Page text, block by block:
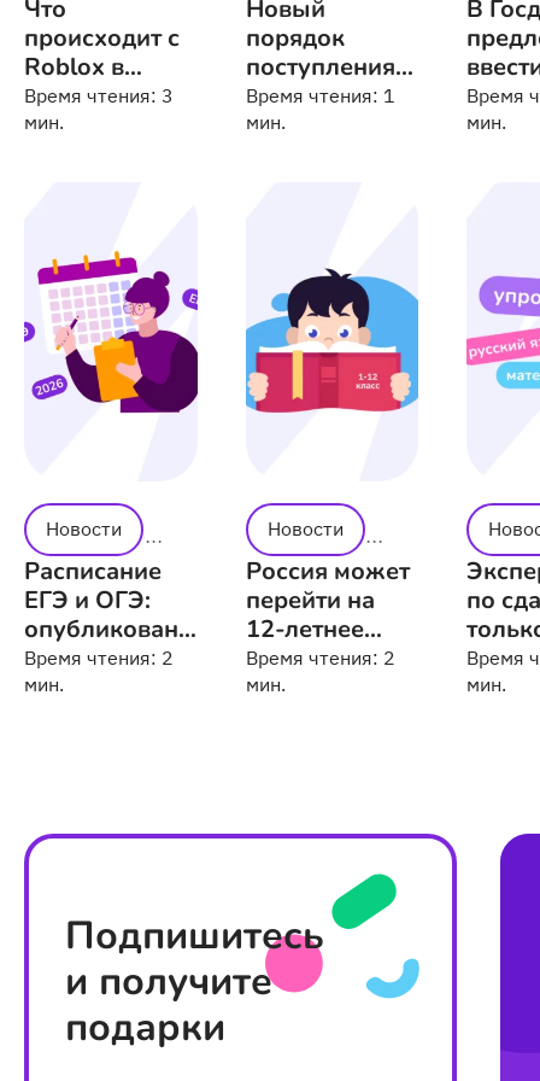
Что
происходит с
Roblox в
России
Время чтения: 3
мин.
Новый
порядок
поступления в
медицинские
колледжи
Время чтения: 1
мин.
В
Время
мин.
Новости
Расписание
ЕГЭ и ОГЭ:
опубликованы
проекты на
2026 год
Время чтения: 2
мин.
Новости
Россия может
перейти на
12-летнее
школьное
обучение
Время чтения: 2
мин.
по
ОГЭ
Время
мин.
Подпишитесь
и получите
подарки